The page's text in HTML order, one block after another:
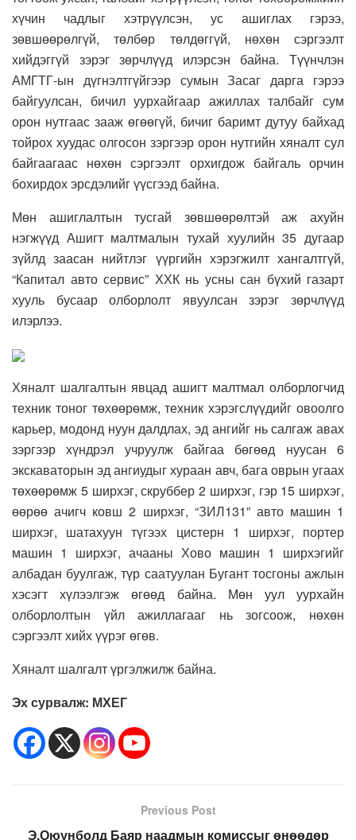
хүчин чадлыг хэтрүүлсэн, ус ашиглах гэрээ,
зөвшөөрөлгүй, төлбөр төлдөггүй, нөхөн сэргээлт
хийдэггүй зэрэг зөрчлүүд илэрсэн байна. Түүнчлэн
АМГТГ-ын дүгнэлтгүйгээр сумын Засаг дарга гэрээ
байгуулсан, бичил уурхайгаар ажиллах талбайг сум
орон нутгаас зааж өгөөгүй, бичиг баримт дутуу байхад
тойрох хуудас олгосон зэргээр орон нутгийн хяналт сул
байгаагаас нөхөн сэргээлт орхигдож байгаль орчин
бохирдох эрсдэлийг үүсгээд байна.
Мөн ашиглалтын тусгай зөвшөөрөлтэй аж ахуйн
нэгжүүд Ашигт малтмалын тухай хуулийн 35 дугаар
зүйлд заасан нийтлэг үүргийн хэрэгжилт хангалтгүй,
“Капитал авто сервис” ХХК нь усны сан бүхий газарт
хууль бусаар олборлолт явуулсан зэрэг зөрчлүүд
илэрлээ.
Хяналт шалгалтын явцад ашигт малтмал олборлогчид
техник тоног төхөөрөмж, техник хэрэгслүүдийг овоолго
карьер, модонд нуун далдлах, эд ангийг нь салгаж авах
зэргээр хүндрэл учруулж байгаа бөгөөд нуусан 6
экскаваторын эд ангиудыг хураан авч, бага оврын угаах
төхөөрөмж 5 ширхэг, скруббер 2 ширхэг, гэр 15 ширхэг,
өөрөө ачигч ковш 2 ширхэг, “ЗИЛ131” авто машин 1
ширхэг, шатахуун түгээх цистерн 1 ширхэг, портер
машин 1 ширхэг, ачааны Хово машин 1 ширхэгийг
албадан буулгаж, түр саатуулан Бугант тосгоны ажлын
хэсэгт хүлээлгэж өгөөд байна. Мөн уул уурхайн
олборлолтын үйл ажиллагааг нь зогсоож, нөхөн
сэргээлт хийх үүрэг өгөв.
Хяналт шалгалт үргэлжилж байна.
Эх сурвалж: МХЕГ
Previous Post
Э.Оюунболд Баяр наадмын комиссыг өнөөдөр